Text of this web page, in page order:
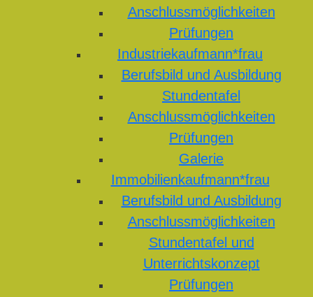
Anschlussmöglichkeiten
Prüfungen
Industriekaufmann*frau
Berufsbild und Ausbildung
Stundentafel
Anschlussmöglichkeiten
Prüfungen
Galerie
Immobilienkaufmann*frau
Berufsbild und Ausbildung
Anschlussmöglichkeiten
Stundentafel und
Unterrichtskonzept
Prüfungen